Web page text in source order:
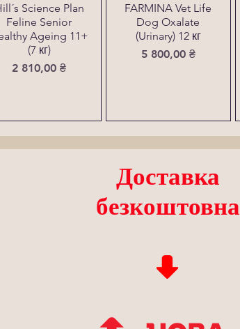
Science Plan
Feline Senior
Ageing 11+
(7 кг)
Ціна
2 810,00 ₴
FARMINA Vet Life
Dog Oxalate
(Urinary) 12 кг
Ціна
5 800,00 ₴
Доставка
безкоштовна